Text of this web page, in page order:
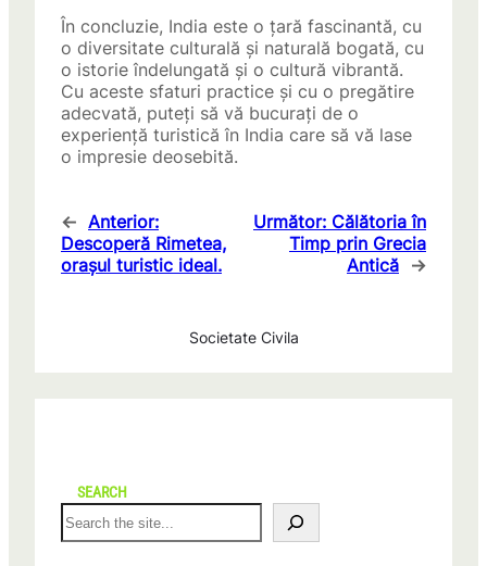
În concluzie, India este o țară fascinantă, cu
o diversitate culturală și naturală bogată, cu
o istorie îndelungată și o cultură vibrantă.
Cu aceste sfaturi practice și cu o pregătire
adecvată, puteți să vă bucurați de o
experiență turistică în India care să vă lase
o impresie deosebită.
← Anterior:
Descoperă Rimetea,
orașul turistic ideal.
Următor: Călătoria în
Timp prin Grecia
Antică →
Societate Civila
SEARCH
S
e